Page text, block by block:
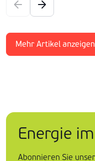
Mehr Artikel anzeigen
Energie
Abonnieren Sie